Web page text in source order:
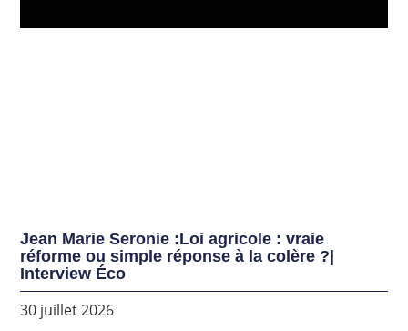
Jean Marie Seronie :Loi agricole : vraie
réforme ou simple réponse à la colère ?|
Interview Éco
30 juillet 2026